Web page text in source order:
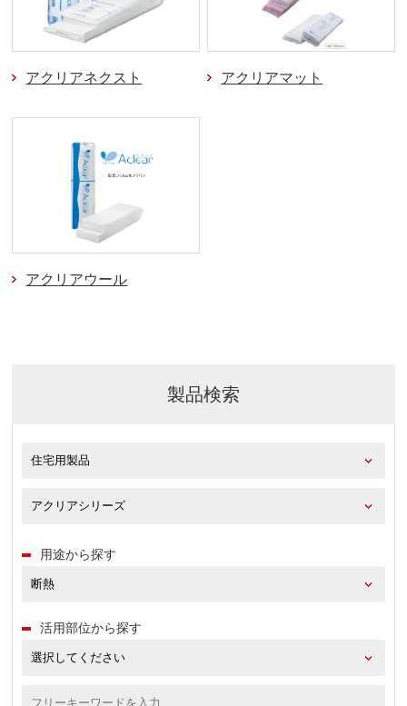
アクリアネクスト アクリアマット
アクリアウール
製品検索
用途から探す
活用部位から探す